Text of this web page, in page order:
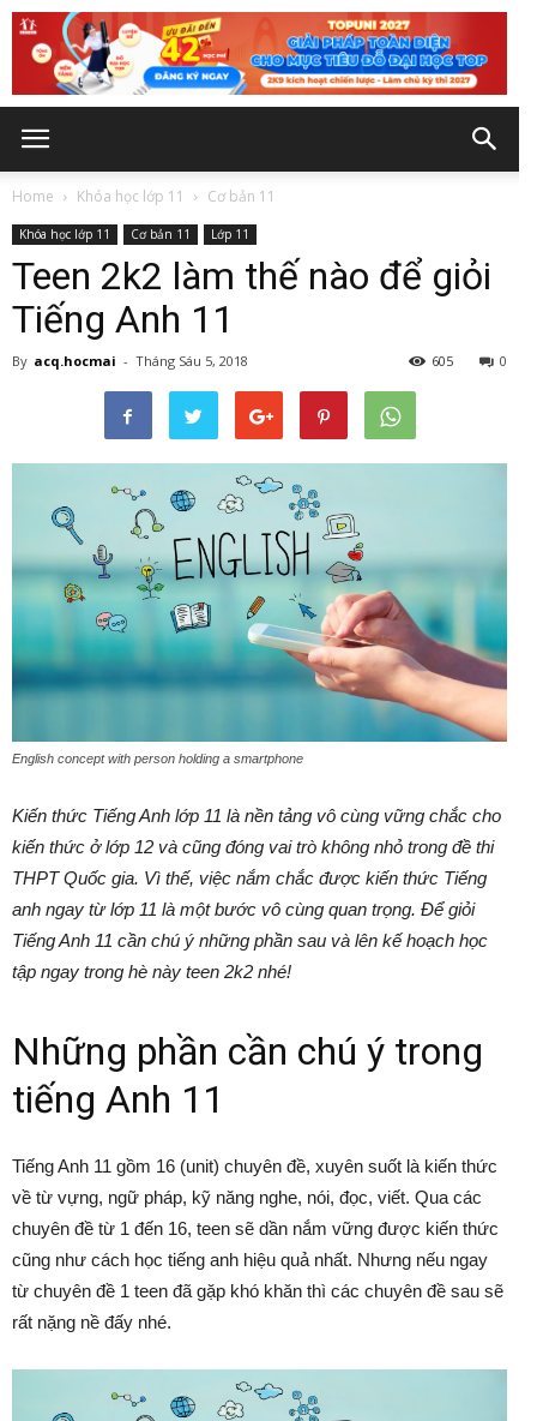
Home Khóa học lớp 11 Cơ bản 11
Khóa học lớp 11 Cơ bản 11 Lớp 11
Teen 2k2 làm thế nào để giỏi
Tiếng Anh 11
By acq.hocmai - Tháng Sáu 5, 2018 0
605
English concept with person holding a smartphone
Kiến thức Tiếng Anh lớp 11 là nền tảng vô cùng vững chắc cho
kiến thức ở lớp 12 và cũng đóng vai trò không nhỏ trong đề thi
THPT Quốc gia. Vì thế, việc nắm chắc được kiến thức Tiếng
anh ngay từ lớp 11 là một bước vô cùng quan trọng. Để giỏi
Tiếng Anh 11 cần chú ý những phần sau và lên kế hoạch học
tập ngay trong hè này teen 2k2 nhé!
Những phần cần chú ý trong
tiếng Anh 11
Tiếng Anh 11 gồm 16 (unit) chuyên đề, xuyên suốt là kiến thức
về từ vựng, ngữ pháp, kỹ năng nghe, nói, đọc, viết. Qua các
chuyên đề từ 1 đến 16, teen sẽ dần nắm vững được kiến thức
cũng như cách học tiếng anh hiệu quả nhất. Nhưng nếu ngay
từ chuyên đề 1 teen đã gặp khó khăn thì các chuyên đề sau sẽ
rất nặng nề đấy nhé.